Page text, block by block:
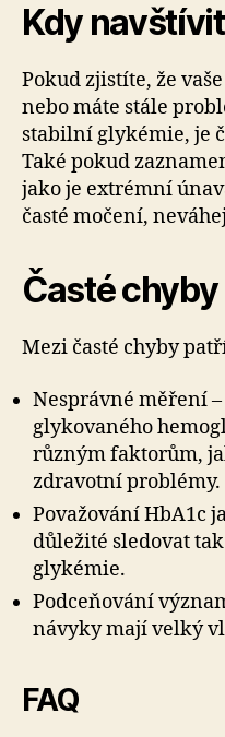
Kdy
Pokud zjistíte, že
nebo máte stále
stabilní glykémie, je
Také pokud
jako je extrémní
časté močení,
Časté
Mezi časté chyby
Nesprávné měření
glykovaného
různým faktorům,
zdravotní problémy.
Považování HbA1c
důležité sledovat
glykémie.
Podceňování
návyky mají velký
FAQ